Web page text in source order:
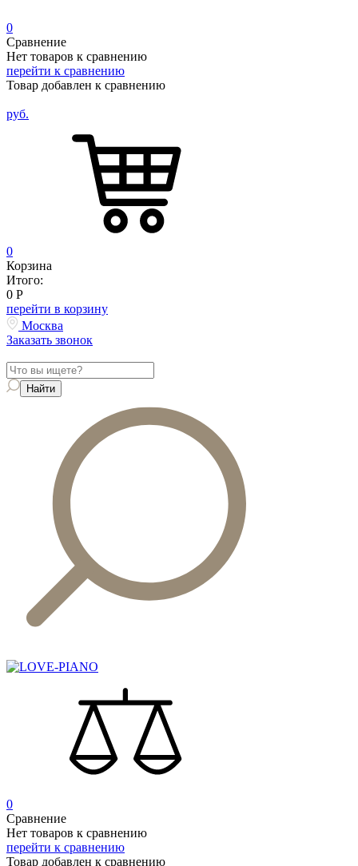
0
Сравнение
Нет товаров к сравнению
перейти к сравнению
Товар добавлен к сравнению
руб.
0
Корзина
Итого:
0 Р
перейти в корзину
Москва
Заказать звонок
0
Сравнение
Нет товаров к сравнению
перейти к сравнению
Товар добавлен к сравнению